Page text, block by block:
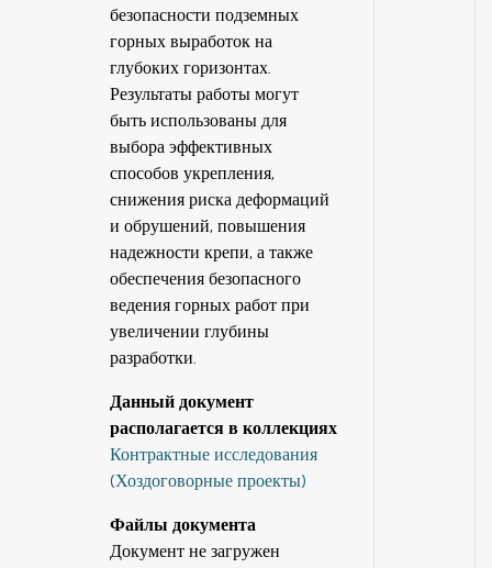
безопасности подземных
горных выработок на
глубоких горизонтах.
Результаты работы могут
быть использованы для
выбора эффективных
способов укрепления,
снижения риска деформаций
и обрушений, повышения
надежности крепи, а также
обеспечения безопасного
ведения горных работ при
увеличении глубины
разработки.
Данный документ
располагается в коллекциях
Контрактные исследования
(Хоздоговорные проекты)
Файлы документа
Документ не загружен